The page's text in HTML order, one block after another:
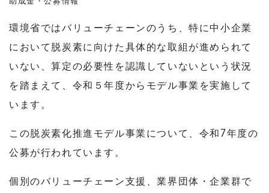
環境省ではバリューチェーンのうち、特に中小企業
において脱炭素に向けた具体的な取組が進められて
いない、算定の必要性を認識していないという状況
を踏まえて、令和５年度からモデル事業を実施して
います。
この脱炭素化推進モデル事業について、令和7年度の
公募が行われています。
個別のバリューチェーン支援、業界団体・企業群で